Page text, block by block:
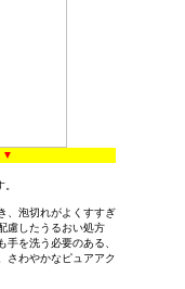
▼
、泡切れがよくすすぎ
慮したうるおい処方
手を洗う必要のある、
さわやかなピュアアク